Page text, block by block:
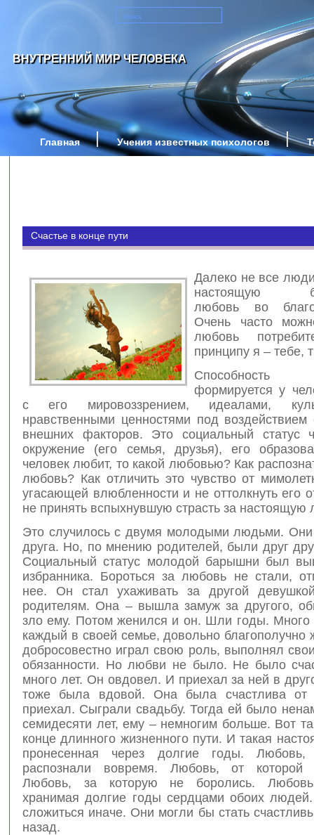
ВНУТРЕННИЙ МИР ЧЕЛОВЕКА
Главная Учения известных психологов
Счастье в конце пути
Далеко не все
настоящую
любовь во
Очень часто
любовь
принципу я – тебе,
формируется у
с его мировоззрением, идеалами,
нравственными ценностями под воздействием
внешних факторов. Это социальный статус
окружение (его семья, друзья), его
человек любит, то какой любовью? Как
любовь? Как отличить это чувство от
угасающей влюбленности и не оттолкнуть его
не принять вспыхнувшую страсть за настоящую
Это случилось с двумя молодыми людьми.
друга. Но, по мнению родителей, были друг
Социальный статус молодой барышни был
избранника. Бороться за любовь не стали,
нее. Он стал ухаживать за другой
родителям. Она – вышла замуж за другого,
зло ему. Потом женился и он. Шли годы. Много
каждый в своей семье, довольно
добросовестно играл свою роль, выполнял
обязанности. Но любви не было. Не было
много лет. Он овдовел. И приехал за ней в
тоже была вдовой. Она была счастлива от
приехал. Сыграли свадьбу. Тогда ей было
семидесяти лет, ему – немногим больше. Вот
конце длинного жизненного пути. И такая
пронесенная через долгие годы.
распознали вовремя. Любовь, от которой
Любовь, за которую не боролись.
хранимая долгие годы сердцами обоих
сложиться иначе. Они могли бы стать
назад.